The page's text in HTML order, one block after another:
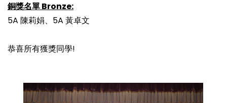
銅獎名單 Bronze:
5A 陳莉娟、5A 黃卓文
恭喜所有獲獎同學!